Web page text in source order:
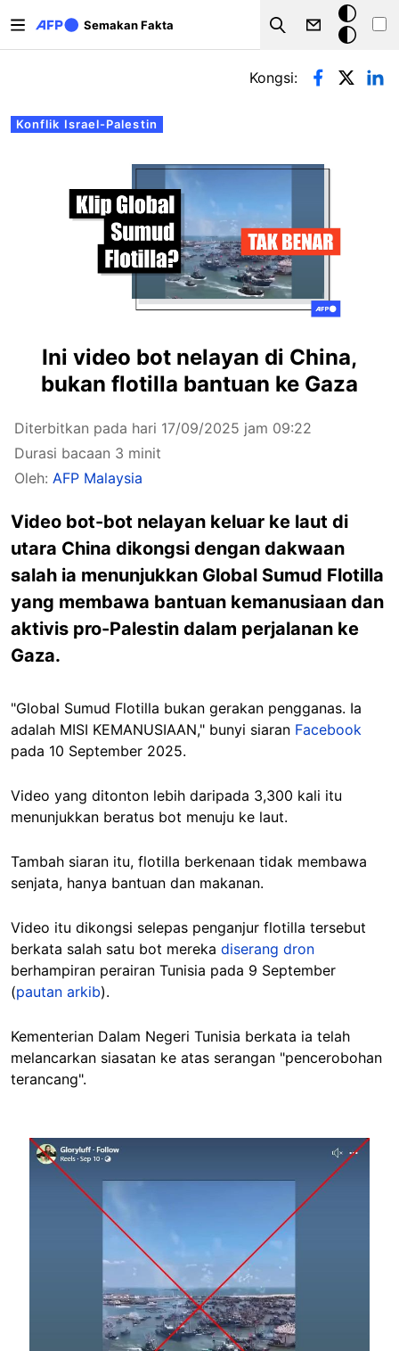
Semakan Fakta
Search
Mod
gelap
Tab-tab utama
Konflik Israel-Palestin
Kongsi:
Ini video bot nelayan di China,
bukan flotilla bantuan ke Gaza
Diterbitkan pada hari 17/09/2025 jam 09:22
Durasi bacaan 3 minit
Oleh: AFP Malaysia
Video bot-bot nelayan keluar ke laut di
utara China dikongsi dengan dakwaan
salah ia menunjukkan Global Sumud Flotilla
yang membawa bantuan kemanusiaan dan
aktivis pro-Palestin dalam perjalanan ke
Gaza.
"Global Sumud Flotilla bukan gerakan pengganas. Ia
adalah MISI KEMANUSIAAN," bunyi siaran Facebook
pada 10 September 2025.
Video yang ditonton lebih daripada 3,300 kali itu
menunjukkan beratus bot menuju ke laut.
Tambah siaran itu, flotilla berkenaan tidak membawa
senjata, hanya bantuan dan makanan.
Video itu dikongsi selepas penganjur flotilla tersebut
berkata salah satu bot mereka diserang dron
berhampiran perairan Tunisia pada 9 September
(pautan arkib).
Kementerian Dalam Negeri Tunisia berkata ia telah
melancarkan siasatan ke atas serangan "pencerobohan
terancang".
Image